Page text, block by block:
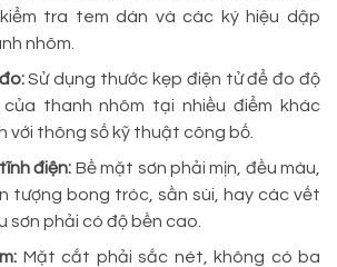
tra tem dán và các ký hiệu dập
nhôm.
Sử dụng thước kẹp điện tử để đo độ
thanh nhôm tại nhiều điểm khác
với thông số kỹ thuật công bố.
điện: Bề mặt sơn phải mịn, đều màu,
tượng bong tróc, sần sùi, hay các vết
sơn phải có độ bền cao.
Mặt cắt phải sắc nét, không có ba